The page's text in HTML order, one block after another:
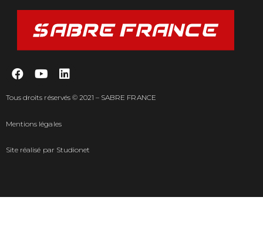
Tous droits réservés © 2021 – SABRE FRANCE
Mentions légales
Site réalisé par Studionet